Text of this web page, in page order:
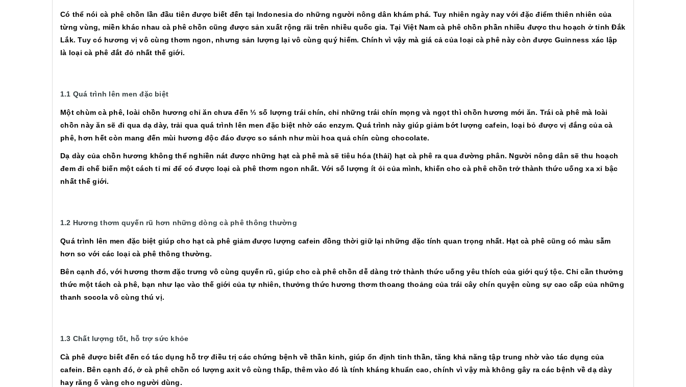
Có thể nói cà phê chồn lần đầu tiên được biết đến tại Indonesia do những người nông dân khám phá. Tuy nhiên ngày nay với đặc điểm thiên nhiên của
từng vùng, miền khác nhau cà phê chồn cũng được sản xuất rộng rãi trên nhiều quốc gia. Tại Việt Nam cà phê chồn phần nhiều được thu hoạch ở tỉnh Đắk
Lắk. Tuy có hương vị vô cùng thơm ngon, nhưng sản lượng lại vô cùng quý hiếm. Chính vì vậy mà giá cả của loại cà phê này còn được Guinness xác lập
là loại cà phê đắt đỏ nhất thế giới.
1.1 Quá trình lên men đặc biệt
Một chùm cà phê, loài chồn hương chỉ ăn chưa đến ⅓ số lượng trái chín, chỉ những trái chín mọng và ngọt thì chồn hương mới ăn. Trái cà phê mà loài
chồn này ăn sẽ đi qua dạ dày, trải qua quá trình lên men đặc biệt nhờ các enzym. Quá trình này giúp giảm bớt lượng cafein, loại bỏ được vị đắng của cà
phê, hơn hết còn mang đến mùi hương độc đáo được so sánh như mùi hoa quả chín cùng chocolate.
Dạ dày của chồn hương không thể nghiền nát được những hạt cà phê mà sẽ tiêu hóa (thải) hạt cà phê ra qua đường phân. Người nông dân sẽ thu hoạch
đem đi chế biến một cách tỉ mỉ để có được loại cà phê thơm ngon nhất. Với số lượng ít ỏi của mình, khiến cho cà phê chồn trở thành thức uống xa xỉ bậc
nhất thế giới.
1.2 Hương thơm quyến rũ hơn những dòng cà phê thông thường
Quá trình lên men đặc biệt giúp cho hạt cà phê giảm được lượng cafein đồng thời giữ lại những đặc tính quan trọng nhất. Hạt cà phê cũng có màu sẫm
hơn so với các loại cà phê thông thường.
Bên cạnh đó, với hương thơm đặc trưng vô cùng quyến rũ, giúp cho cà phê chồn dễ dàng trở thành thức uống yêu thích của giới quý tộc. Chỉ cần thưởng
thức một tách cà phê, bạn như lạc vào thế giới của tự nhiên, thưởng thức hương thơm thoang thoảng của trái cây chín quyện cùng sự cao cấp của những
thanh socola vô cùng thú vị.
1.3 Chất lượng tốt, hỗ trợ sức khỏe
Cà phê được biết đến có tác dụng hỗ trợ điều trị các chứng bệnh về thần kinh, giúp ổn định tinh thần, tăng khả năng tập trung nhờ vào tác dụng của
cafein. Bên cạnh đó, ở cà phê chồn có lượng axit vô cùng thấp, thêm vào đó là tính kháng khuẩn cao, chính vì vậy mà không gây ra các bệnh về dạ dày
hay răng ố vàng cho người dùng.